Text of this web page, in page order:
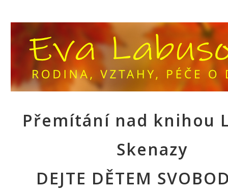
Přemítání nad knihou
Skenazy
DEJTE DĚTEM